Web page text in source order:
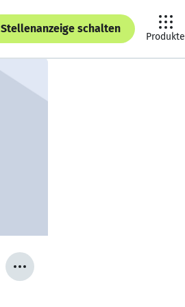
Stellenanzeige schalten
Produkte